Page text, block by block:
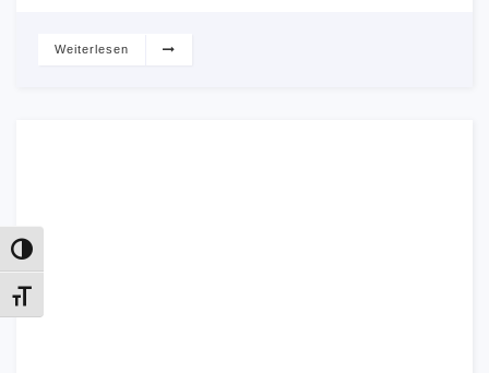
Umschalten auf hohe Kontraste
Schrift vergrößern
Weiterlesen